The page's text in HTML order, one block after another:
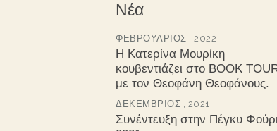
Νέα
ΦΕΒΡΟΥΆΡΙΟΣ , 2022
Η Κατερίνα Μουρίκη
κουβεντιάζει στο BOOK
με τον Θεοφάνη Θεοφάνους.
ΔΕΚΈΜΒΡΙΟΣ , 2021
Συνέντευξη στην Πέγκυ